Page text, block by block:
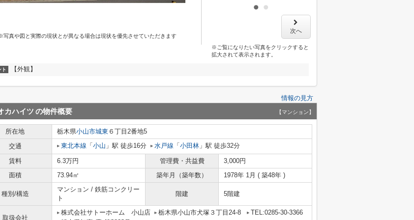
写真や図と実際の現状とが異なる場合は現状を優先させていただきます
次へ
※ご覧になりたい写真をクリックすると
拡大されて表示されます。
ト 【外観】
情報の見方
カハイツ の物件概要 【マンション】
所在地 栃木県小山市城東 ６丁目2番地5
交通
東北本線 「 小山 」駅 徒歩16分 水戸線 「 小田林 」駅 徒歩32分
賃料 6.3万円 管理費・共益費
3,000円
面積
73.94㎡ 築年月（築年数） 1978年 1月 ( 築48年 )
種別/構造
マンション / 鉄筋コンクリー
ト
階建 5階建
取扱会社
株式会社サトーホーム 小山店 栃木県小山市犬塚３丁目24-8
TEL:0285-30-3366